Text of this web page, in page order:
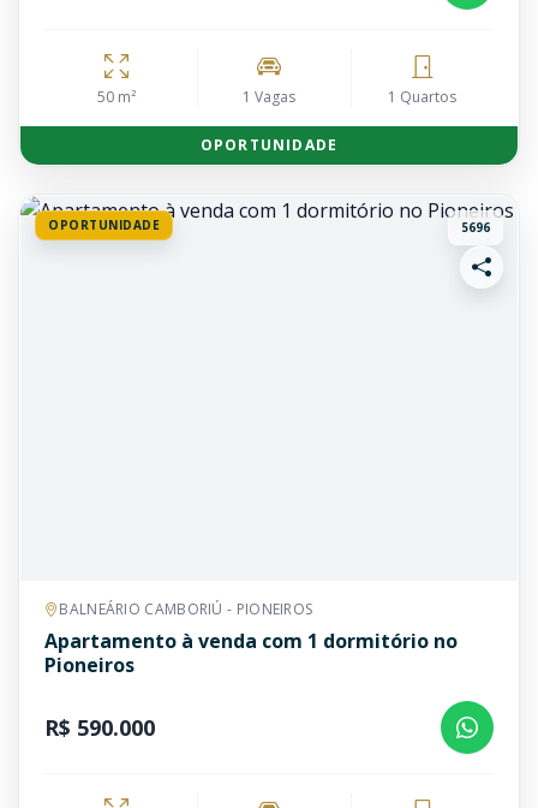
50 m² 1 Vagas 1 Quartos
OPORTUNIDADE
OPORTUNIDADE 5696
BALNEÁRIO CAMBORIÚ - PIONEIROS
Apartamento à venda com 1 dormitório no
Pioneiros
R$ 590.000